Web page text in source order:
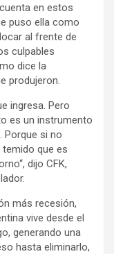
en estos
puso ella como
al frente de
culpables
dice la
produjeron.
ingresa. Pero
es un instrumento
Porque si no
que es
dijo CFK,
más recesión,
vive desde el
generando una
hasta eliminarlo,